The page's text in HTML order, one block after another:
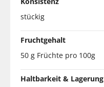
stückig
Fruchtgehalt
50 g Früchte pro 100g
Haltbarkeit & Lagerung